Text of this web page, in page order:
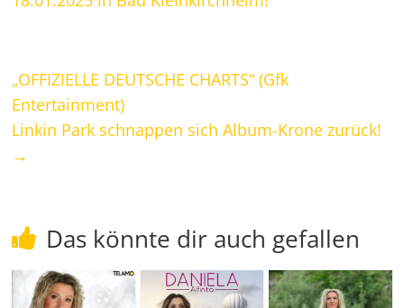
„OFFIZIELLE DEUTSCHE CHARTS“ (Gfk
Entertainment)
Linkin Park schnappen sich Album-Krone zurück!
→
Das könnte dir auch gefallen